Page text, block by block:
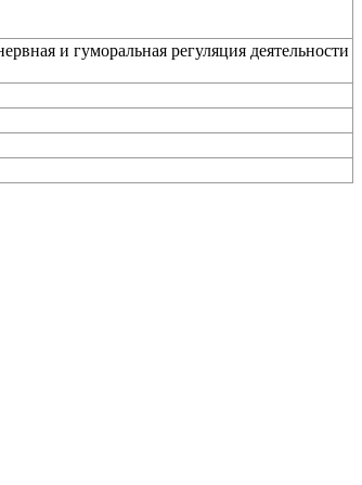
и гуморальная регуляция деятельности